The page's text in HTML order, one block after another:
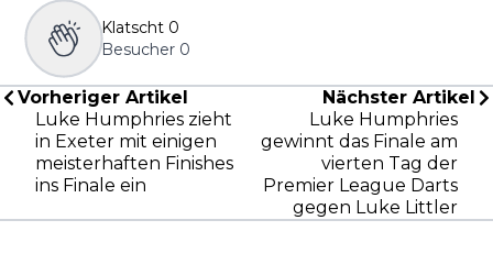
Klatscht 0
Besucher 0
Vorheriger Artikel
Luke Humphries zieht
in Exeter mit einigen
meisterhaften Finishes
ins Finale ein
Nächster Artikel
Luke Humphries
gewinnt das Finale am
vierten Tag der
Premier League Darts
gegen Luke Littler